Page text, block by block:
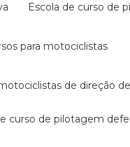
escola de curso de
para motociclistas
de direção
curso de pilotagem